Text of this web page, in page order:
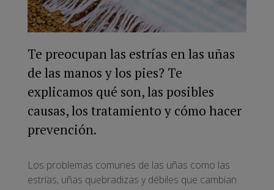
Te preocupan las estrías en las uñas
de las manos y los pies? Te
explicamos qué son, las posibles
causas, los tratamiento y cómo hacer
prevención.
Los problemas comunes de las uñas como las
estrías, uñas quebradizas y débiles que cambian